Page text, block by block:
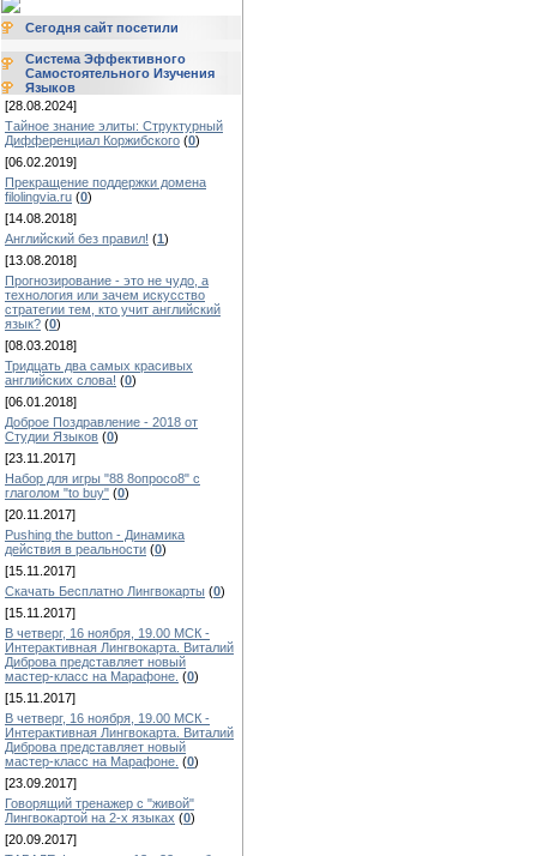
Сегодня сайт посетили
Система Эффективного
Самостоятельного Изучения
Языков
[28.08.2024]
Тайное знание элиты: Структурный
Дифференциал Коржибского (0)
[06.02.2019]
Прекращение поддержки домена
filolingvia.ru (0)
[14.08.2018]
Английский без правил! (1)
[13.08.2018]
Прогнозирование - это не чудо, а
технология или зачем искусство
стратегии тем, кто учит английский
язык? (0)
[08.03.2018]
Тридцать два самых красивых
английских слова! (0)
[06.01.2018]
Доброе Поздравление - 2018 от
Студии Языков (0)
[23.11.2017]
Набор для игры "88 8опросо8" с
глаголом "to buy" (0)
[20.11.2017]
Pushing the button - Динамика
действия в реальности (0)
[15.11.2017]
Скачать Бесплатно Лингвокарты (0)
[15.11.2017]
В четверг, 16 ноября, 19.00 МСК -
Интерактивная Лингвокарта. Виталий
Диброва представляет новый
мастер-класс на Марафоне. (0)
[15.11.2017]
В четверг, 16 ноября, 19.00 МСК -
Интерактивная Лингвокарта. Виталий
Диброва представляет новый
мастер-класс на Марафоне. (0)
[23.09.2017]
Говорящий тренажер с "живой"
Лингвокартой на 2-х языках (0)
[20.09.2017]